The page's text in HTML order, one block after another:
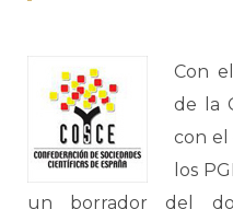
Con
de la
con el
los
un borrador del